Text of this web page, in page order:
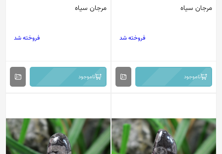
مرجان سیاه
فروخته شد
ناموجود
مرجان سیاه
فروخته شد
ناموجود